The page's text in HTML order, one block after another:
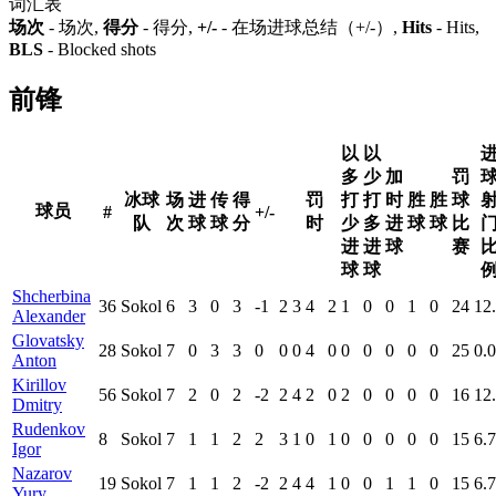
词汇表
场次 - 场次, 得分- 得分, +/- - 在场进球总结（+/-）, Hits - Hits,
BLS - Blocked shots
前锋
球员 #
冰球
队
场
次
进
球
传
球
得
分
+/-
罚
时
以
多
打
少
进
球
以
少
打
多
进
球
加
时
进
球
胜
球
胜
球
罚
球
比
赛
Shcherbina
Alexander
36 Sokol 6 3 0 3 -1 2 3 4 2 1 0 0 1 0 24
Glovatsky
Anton
28 Sokol 7 0 3 3 0 0 0 4 0 0 0 0 0 0 25 0.0
Kirillov
Dmitry
56 Sokol 7 2 0 2 -2 2 4 2 0 2 0 0 0 0 16
Rudenkov
Igor
8 Sokol 7 1 1 2 2 3 1 0 1 0 0 0 0 0 15 6.7
Nazarov
19 Sokol 7 1 1 2 -2 2 4 4 1 0 0 1 1 0 15 6.7